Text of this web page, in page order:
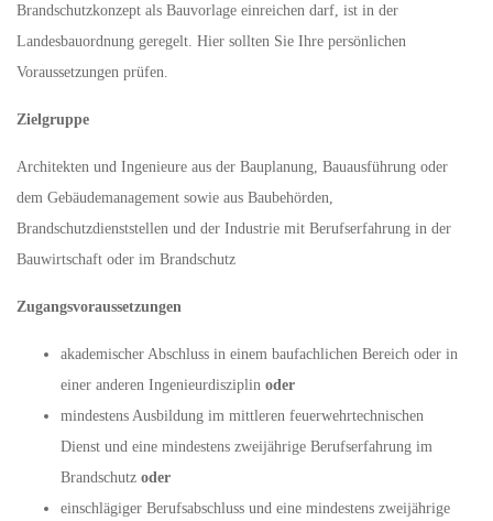
Brandschutzkonzept als Bauvorlage einreichen darf, ist in der
Landesbauordnung geregelt. Hier sollten Sie Ihre persönlichen
Voraussetzungen prüfen.
Zielgruppe
Architekten und Ingenieure aus der Bauplanung, Bauausführung oder
dem Gebäudemanagement sowie aus Baubehörden,
Brandschutzdienststellen und der Industrie mit Berufserfahrung in der
Bauwirtschaft oder im Brandschutz
Zugangsvoraussetzungen
akademischer Abschluss in einem baufachlichen Bereich oder in
einer anderen Ingenieurdisziplin oder
mindestens Ausbildung im mittleren feuerwehrtechnischen
Dienst und eine mindestens zweijährige Berufserfahrung im
Brandschutz oder
einschlägiger Berufsabschluss und eine mindestens zweijährige